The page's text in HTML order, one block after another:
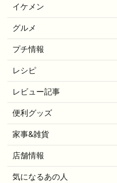
イケメン
グルメ
プチ情報
レシピ
レビュー記事
便利グッズ
家事&雑貨
店舗情報
気になるあの人